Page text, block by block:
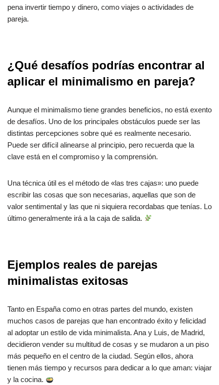
pena invertir tiempo y dinero, como viajes o actividades de
pareja.
¿Qué desafíos podrías encontrar al
aplicar el minimalismo en pareja?
Aunque el minimalismo tiene grandes beneficios, no está exento
de desafíos. Uno de los principales obstáculos puede ser las
distintas percepciones sobre qué es realmente necesario.
Puede ser difícil alinearse al principio, pero recuerda que la
clave está en el compromiso y la comprensión.
Una técnica útil es el método de «las tres cajas»: uno puede
escribir las cosas que son necesarias, aquellas que son de
valor sentimental y las que ni siquiera recordabas que tenías. Lo
último generalmente irá a la caja de salida.
Ejemplos reales de parejas
minimalistas exitosas
Tanto en España como en otras partes del mundo, existen
muchos casos de parejas que han encontrado éxito y felicidad
al adoptar un estilo de vida minimalista. Ana y Luis, de Madrid,
decidieron vender su multitud de cosas y se mudaron a un piso
más pequeño en el centro de la ciudad. Según ellos, ahora
tienen más tiempo y recursos para dedicar a lo que aman: viajar
y la cocina.